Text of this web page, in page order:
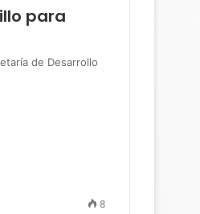
para
de Desarrollo
8